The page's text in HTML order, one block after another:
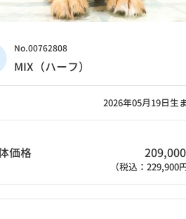
No.00762808
MIX（ハーフ）
2026年05月19日生
価格
（税込：229,900円